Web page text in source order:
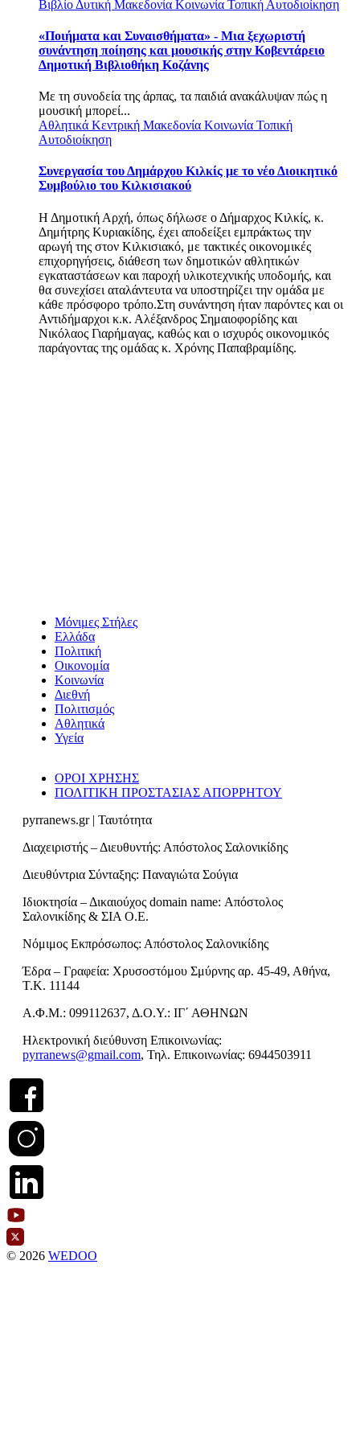
Βιβλίο Δυτική Μακεδονία Κοινωνία Τοπική Αυτοδιοίκηση
«Ποιήματα και Συναισθήματα» - Μια ξεχωριστή
συνάντηση ποίησης και μουσικής στην Κοβεντάρειο
Δημοτική Βιβλιοθήκη Κοζάνης
Με τη συνοδεία της άρπας, τα παιδιά ανακάλυψαν πώς η
μουσική μπορεί...
Αθλητικά Κεντρική Μακεδονία Κοινωνία Τοπική
Αυτοδιοίκηση
Συνεργασία του Δημάρχου Κιλκίς με το νέο Διοικητικό
Συμβούλιο του Κιλκισιακού
Η Δημοτική Αρχή, όπως δήλωσε ο Δήμαρχος Κιλκίς, κ.
Δημήτρης Κυριακίδης, έχει αποδείξει εμπράκτως την
αρωγή της στον Κιλκισιακό, με τακτικές οικονομικές
επιχορηγήσεις, διάθεση των δημοτικών αθλητικών
εγκαταστάσεων και παροχή υλικοτεχνικής υποδομής, και
θα συνεχίσει αταλάντευτα να υποστηρίζει την ομάδα με
κάθε πρόσφορο τρόπο.Στη συνάντηση ήταν παρόντες και οι
Αντιδήμαρχοι κ.κ. Αλέξανδρος Σημαιοφορίδης και
Νικόλαος Γιαρήμαγας, καθώς και ο ισχυρός οικονομικός
παράγοντας της ομάδας κ. Χρόνης Παπαβραμίδης.
Μόνιμες Στήλες
Ελλάδα
Πολιτική
Οικονομία
Κοινωνία
Διεθνή
Πολιτισμός
Αθλητικά
Υγεία
ΟΡΟΙ ΧΡΗΣΗΣ
ΠΟΛΙΤΙΚΗ ΠΡΟΣΤΑΣΙΑΣ ΑΠΟΡΡΗΤΟΥ
pyrranews.gr | Ταυτότητα
Διαχειριστής – Διευθυντής: Απόστολος Σαλονικίδης
Διευθύντρια Σύνταξης: Παναγιώτα Σούγια
Ιδιοκτησία – Δικαιούχος domain name: Απόστολος
Σαλονικίδης & ΣΙΑ Ο.Ε.
Νόμιμος Εκπρόσωπος: Απόστολος Σαλονικίδης
Έδρα – Γραφεία: Χρυσοστόμου Σμύρνης αρ. 45-49, Αθήνα,
Τ.Κ. 11144
Α.Φ.Μ.: 099112637, Δ.Ο.Υ.: ΙΓ΄ ΑΘΗΝΩΝ
Ηλεκτρονική διεύθυνση Επικοινωνίας:
pyrranews@gmail.com, Τηλ. Επικοινωνίας: 6944503911
© 2026 WEDOO